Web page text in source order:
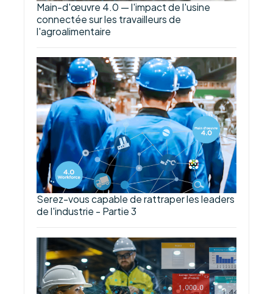
Main-d'œuvre 4.0 — l'impact de l'usine
connectée sur les travailleurs de
l'agroalimentaire
Serez-vous capable de rattraper les leaders
de l'industrie - Partie 3